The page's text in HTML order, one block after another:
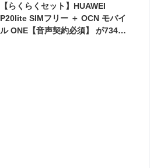
【らくらくセット】HUAWEI
P20lite SIMフリー ＋ OCN モバイ
ル ONE【音声契約必須】 が7344